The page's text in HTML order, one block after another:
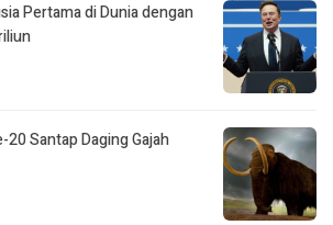
Pertama di Dunia dengan
Santap Daging Gajah